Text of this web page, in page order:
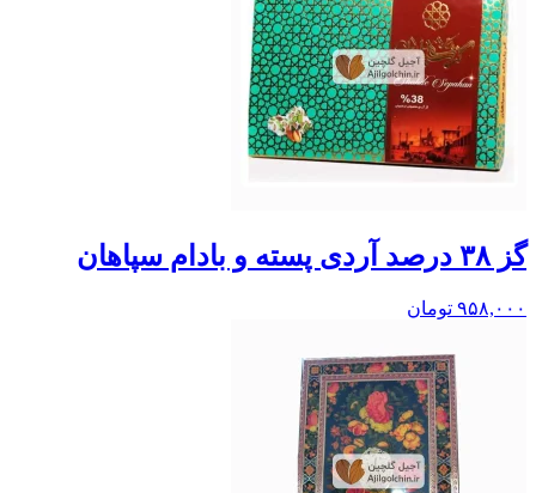
گز ۳۸ درصد آردی پسته و بادام سپاهان
۹۵۸,۰۰۰ تومان